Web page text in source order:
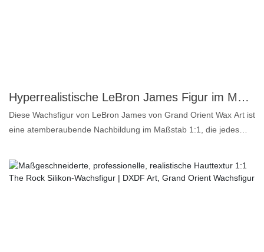
wurde auf der Bühne so lebendig wie nie zuvor inszeniert. Suchen
Sie eine Wachsfigur von Emma Watson oder Belle? Kontaktieren
Hyperrealistische LeBron James Figur im Maßstab 1:1 aus der Museumssammlung - DXDF, Grand Orient Wachsfigur
Diese Wachsfigur von LeBron James von Grand Orient Wax Art ist
eine atemberaubende Nachbildung im Maßstab 1:1, die jedes
modernster Technologie haben wir LeBrons ikonisches Auftreten
auf dem Spielfeld, seinen athletischen Körperbau und seine